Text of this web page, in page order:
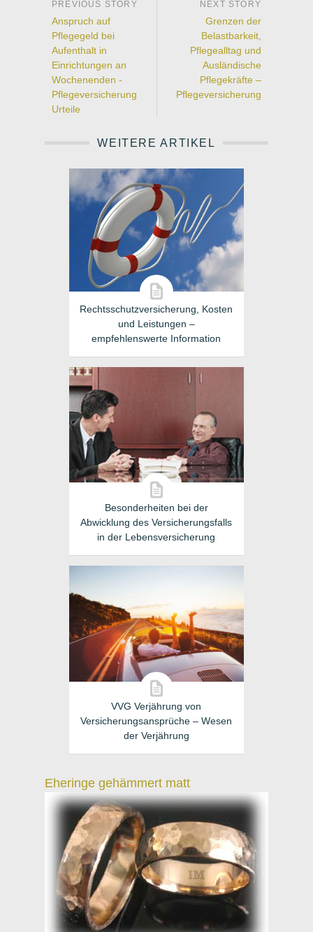
Anspruch auf
Pflegegeld bei
Aufenthalt in
Einrichtungen an
Wochenenden -
Pflegeversicherung
Urteile
Grenzen der
Belastbarkeit,
Pflegealltag und
Ausländische
Pflegekräfte –
Pflegeversicherung
WEITERE ARTIKEL
Rechtsschutzversicherung, Kosten
und Leistungen –
empfehlenswerte Information
Besonderheiten bei der
Abwicklung des Versicherungsfalls
in der Lebensversicherung
VVG Verjährung von
Versicherungsansprüche – Wesen
der Verjährung
Eheringe gehämmert matt